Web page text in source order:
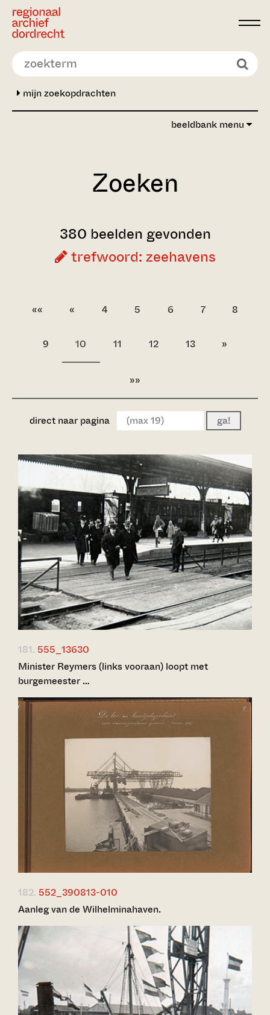
Ga direct naar de inhoud
mijn zoekopdrachten
beeldbank menu
Zoeken
380 beelden gevonden
trefwoord: zeehavens
«« « 4 5 6 7 8
9 10 11 12 13 »
»»
direct naar pagina ga!
181. 555_13630
Minister Reymers (links vooraan) loopt met
burgemeester …
182. 552_390813-010
Aanleg van de Wilhelminahaven.